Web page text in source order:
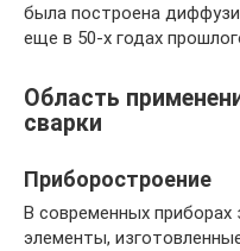
была построена
еще в 50-х годах
Область
сварки
Приборостроение
В современных приборах
элементы,